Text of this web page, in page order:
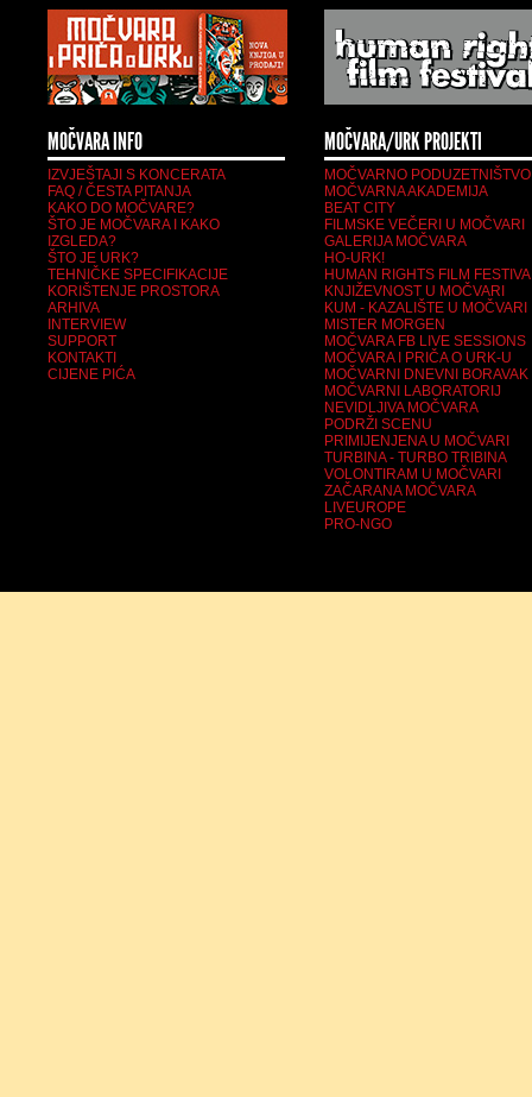
MOČVARA INFO
IZVJEŠTAJI S KONCERATA
FAQ / ČESTA PITANJA
KAKO DO MOČVARE?
ŠTO JE MOČVARA I KAKO
IZGLEDA?
ŠTO JE URK?
TEHNIČKE SPECIFIKACIJE
KORIŠTENJE PROSTORA
ARHIVA
INTERVIEW
SUPPORT
KONTAKTI
CIJENE PIĆA
MOČVARA/URK PROJEKTI
MOČVARNO PODUZETNIŠTVO
MOČVARNA AKADEMIJA
BEAT CITY
FILMSKE VEČERI U MOČVARI
GALERIJA MOČVARA
HO-URK!
HUMAN RIGHTS FILM
KNJIŽEVNOST U MOČVARI
KUM - KAZALIŠTE U MOČVARI
MISTER MORGEN
MOČVARA FB LIVE SESSIONS
MOČVARA I PRIČA O URK-U
MOČVARNI DNEVNI BORAVAK
MOČVARNI LABORATORIJ
NEVIDLJIVA MOČVARA
PODRŽI SCENU
PRIMIJENJENA U MOČVARI
TURBINA - TURBO TRIBINA
VOLONTIRAM U MOČVARI
ZAČARANA MOČVARA
LIVEUROPE
PRO-NGO